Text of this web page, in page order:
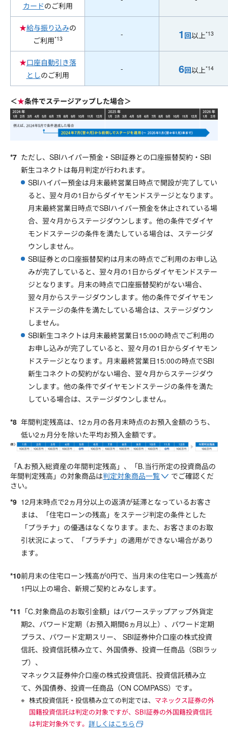
カードのご利用
★給与振り込みの
ご利用*13 - 1 回以上*13
★口座自動引き落
としのご利用
- 6回以上*14
＜★条件でステージアップした場合＞
ただし、SBIハイパー預金・SBI証券との口座振替契約・SBI
新生コネクトは毎月判定が行われます。
SBIハイパー預金は月末最終営業日時点で開設が完了してい
ると、翌々月の1日からダイヤモンドステージとなります。
月末最終営業日時点でSBIハイパー預金を休止されている場
合、翌々月からステージダウンします。他の条件でダイヤ
モンドステージの条件を満たしている場合は、ステージダ
ウンしません。
SBI証券との口座振替契約は月末の時点でご利用のお申し込
みが完了していると、翌々月の1日からダイヤモンドステー
ジとなります。月末の時点で口座振替契約がない場合、
翌々月からステージダウンします。他の条件でダイヤモン
ドステージの条件を満たしている場合は、ステージダウン
しません。
SBI新生コネクトは月末最終営業日15:00の時点でご利用の
お申し込みが完了していると、翌々月の1日からダイヤモン
ドステージとなります。月末最終営業日15:00の時点でSBI
新生コネクトの契約がない場合、翌々月からステージダウ
ンします。他の条件でダイヤモンドステージの条件を満た
している場合は、ステージダウンしません。
年間判定残高は、12ヵ月の各月末時点のお預入金額のうち、
低い2ヵ月分を除いた平均お預入金額です。
「A.お預入総資産の年間判定残高」、「B.当行所定の投資商品の
年間判定残高」の対象商品は判定対象商品一覧
でご確認くだ
さい。
12月末時点で2ヵ月分以上の返済が延滞となっているお客さ
まは、「住宅ローンの残高」をステージ判定の条件とした
「プラチナ」の優遇はなくなります。また、お客さまのお取
引状況によって、「プラチナ」の適用ができない場合があり
ます。
前月末の住宅ローン残高が0円で、当月末の住宅ローン残高が
1円以上の場合、新規ご契約とみなします。
「C.対象商品のお取引金額」はパワーステップアップ外貨定
期2、パワード定期（お預入期間6ヵ月以上）、パワード定期
プラス、パワード定期スリー、 SBI証券仲介口座の株式投資
信託、投資信託積み立て、外国債券、投資一任商品（SBIラッ
プ）、
マネックス証券仲介口座の株式投資信託、投資信託積み立
て、外国債券、投資一任商品（ON COMPASS）です。
株式投資信託・投信積み立ての判定では、 マネックス証券の外
国籍投資信託は判定の対象ですが、SBI証券の外国籍投資信託
は判定対象外です。 詳しくはこちら